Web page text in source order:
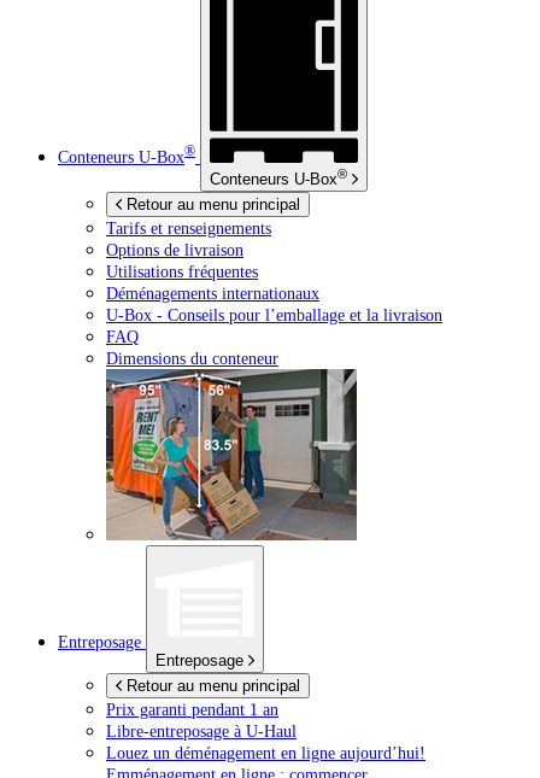
Conteneurs U-Box®
Conteneurs U-Box®
Retour au menu principal
Tarifs et renseignements
Options de livraison
Utilisations fréquentes
Déménagements internationaux
U-Box - Conseils pour l’emballage et la livraison
FAQ
Dimensions du conteneur
Entreposage
Entreposage
Retour au menu principal
Prix garanti pendant 1 an
Libre-entreposage à U-Haul
Louez un déménagement en ligne aujourd’hui!
Emménagement en ligne : commencer